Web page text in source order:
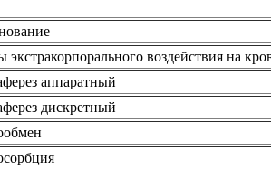
экстракорпорального воздействия на
аппаратный
дискретный